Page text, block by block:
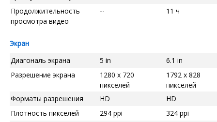
Продолжительность
просмотра видео
-- 11 ч
Экран
Диагональ экрана
5 in
6.1 in
Разрешение экрана
1280 x 720
пикселей
1792 x 828
пикселей
Форматы разрешения
HD
HD
Плотность пикселей
294 ppi
324 ppi